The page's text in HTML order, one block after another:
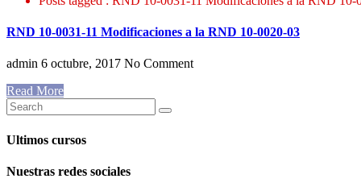
RND 10-0031-11 Modificaciones a la RND 10-0020-03
admin 6 octubre, 2017 No Comment
Read More
Ultimos cursos
Nuestras redes sociales